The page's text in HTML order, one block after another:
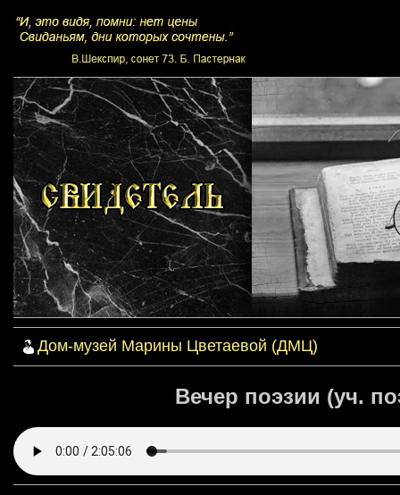
Дом-музей Марины Цветаевой (ДМЦ)
Вечер поэзии (уч.